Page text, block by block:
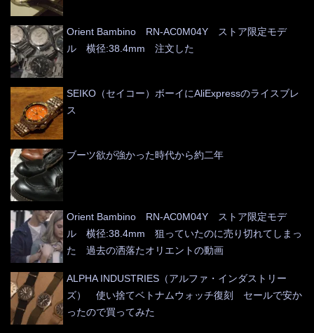
Orient Bambino RN-AC0M04Y ストア限定モデ
ル 横径:38.4mm 注文した
SEIKO（セイコー）ボーイにAliExpressのライスブレ
ス
ブーツ欲が強かった時代から約二年
Orient Bambino RN-AC0M04Y ストア限定モデ
ル 横径:38.4mm 狙っていたのに売り切れてしまっ
た 過去の洒落たオリエントの動画
ALPHA INDUSTRIES（アルファ・インダストリー
ズ） 使い捨てベトナムウォッチ復刻 セールで安か
ったので買ってみた